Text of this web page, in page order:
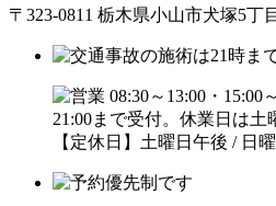
〒323-0811 栃木県小山市犬塚5丁
【定休日】土曜日午後 / 日